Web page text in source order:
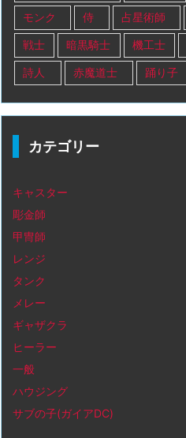
モンク 侍 占星術師
戦士 暗黒騎士 機工士
詩人 赤魔道士 踊り子
カテゴリー
キャスター
彫金師
甲冑師
レンジ
タンク
メレー
ギャザクラ
ヒーラー
一般
ハウジング
サブの子(ガイアDC)